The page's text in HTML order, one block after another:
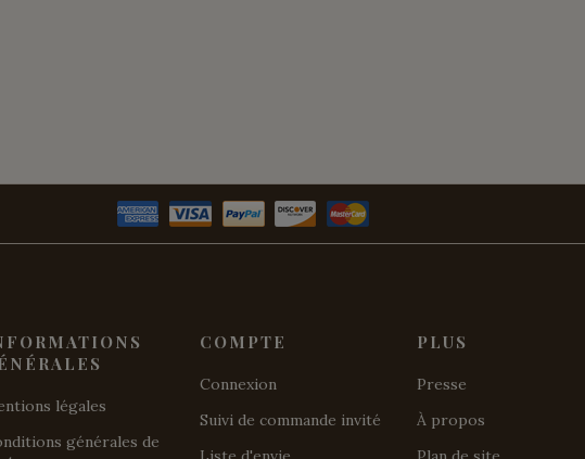
légales
générales de
COMPTE
Connexion
Suivi de commande invité
PLUS
Presse
À propos